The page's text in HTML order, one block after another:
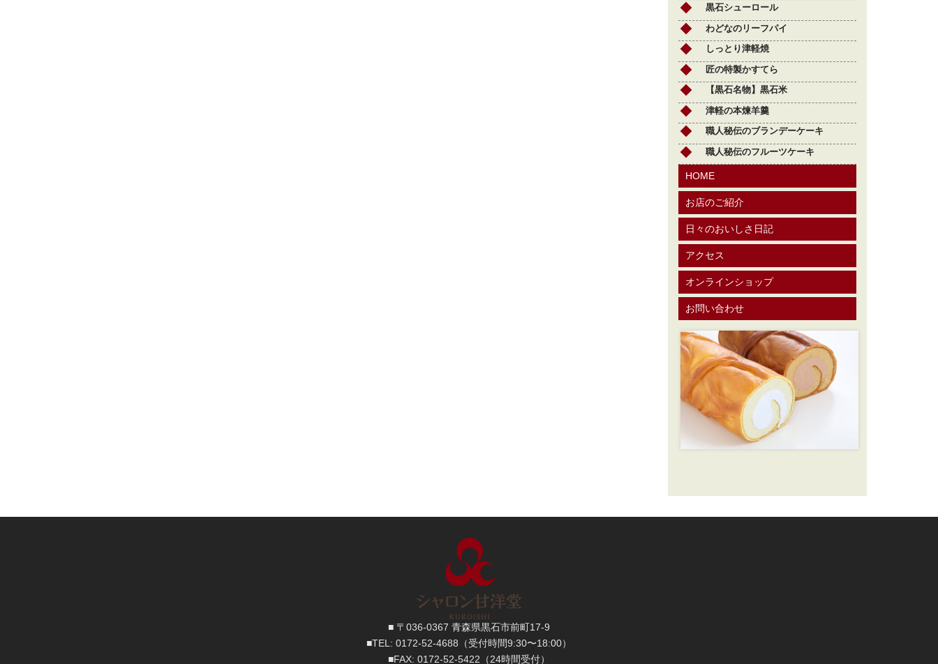
黒石シューロール
わどなのリーフパイ
しっとり津軽焼
匠の特製かすてら
【黒石名物】黒石米
津軽の本煉羊羹
職人秘伝のブランデーケーキ
職人秘伝のフルーツケーキ
HOME
お店のご紹介
日々のおいしさ日記
アクセス
オンラインショップ
お問い合わせ
■ 〒036-0367 青森県黒石市前町17-9
■TEL: 0172-52-4688 （受付時間9:30〜18:00）
■FAX: 0172-52-5422 （24時間受付）